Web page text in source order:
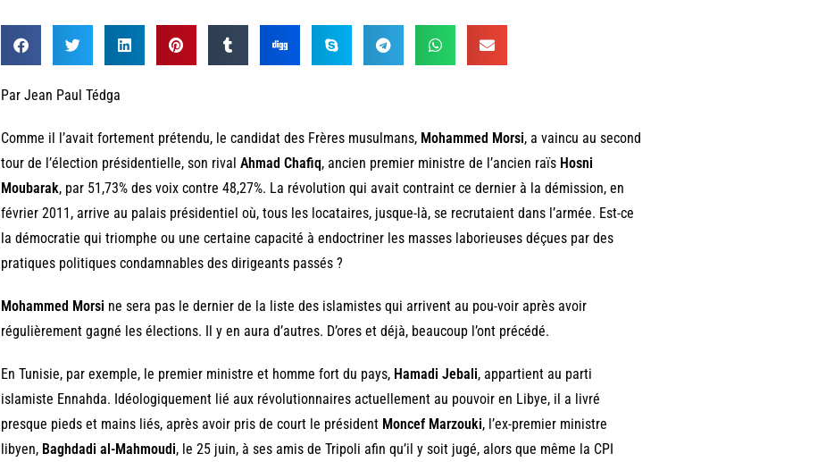
Par Jean Paul Tédga
Comme il l’avait fortement prétendu, le candidat des Frères musulmans, Mohammed Morsi, a vaincu au second
tour de l’élection présidentielle, son rival Ahmad Chafiq, ancien premier ministre de l’ancien raïs Hosni
Moubarak, par 51,73% des voix contre 48,27%. La révolution qui avait contraint ce dernier à la démission, en
février 2011, arrive au palais présidentiel où, tous les locataires, jusque-là, se recrutaient dans l’armée. Est-ce
la démocratie qui triomphe ou une certaine capacité à endoctriner les masses laborieuses déçues par des
pratiques politiques condamnables des dirigeants passés ?
Mohammed Morsi ne sera pas le dernier de la liste des islamistes qui arrivent au pou-voir après avoir
régulièrement gagné les élections. Il y en aura d’autres. D’ores et déjà, beaucoup l’ont précédé.
En Tunisie, par exemple, le premier ministre et homme fort du pays, Hamadi Jebali, appartient au parti
islamiste Ennahda. Idéologiquement lié aux révolutionnaires actuellement au pouvoir en Libye, il a livré
presque pieds et mains liés, après avoir pris de court le président Moncef Marzouki, l’ex-premier ministre
libyen, Baghdadi al-Mahmoudi, le 25 juin, à ses amis de Tripoli afin qu’il y soit jugé, alors que même la CPI